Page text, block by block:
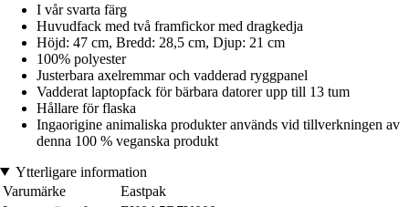
I vår svarta färg
Huvudfack med två framfickor med dragkedja
Höjd: 47 cm, Bredd: 28,5 cm, Djup: 21 cm
100% polyester
Justerbara axelremmar och vadderad ryggpanel
Vadderat laptopfack för bärbara datorer upp till 13 tum
Hållare för flaska
Ingaorigine animaliska produkter används vid tillverkningen av
denna 100 % veganska produkt
Ytterligare information
Varumärke
Eastpak